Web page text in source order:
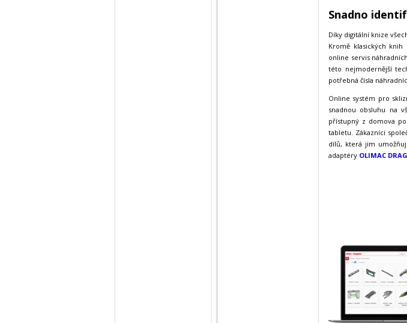
Snadno
Díky digitální knize
Kromě klasických
online servis
této nejmodernější
potřebná čísla
Online systém pro
snadnou obsluhu na
přístupný z domova
tabletu. Zákazníci
dílů, která jim
adaptéry OLIMAC